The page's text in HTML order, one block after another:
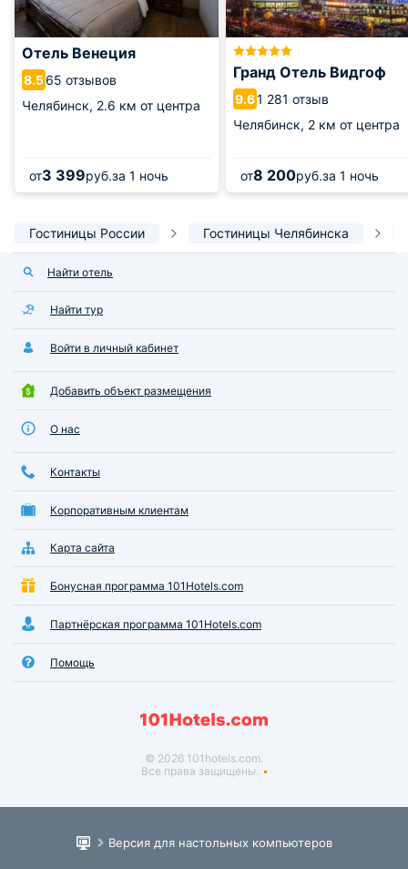
Отель Венеция
8.565 отзывов
Челябинск, 2.6 км от центра
от3 399руб.за 1 ночь
Гранд Отель Видгоф
9.61 281 отзыв
Челябинск, 2 км от центра
от8 200руб.за 1 ночь
Гостиницы России Гостиницы Челябинска
Найти отель
Найти тур
Войти в личный кабинет
Добавить объект размещения
О нас
Контакты
Корпоративным клиентам
Карта сайта
Бонусная программа 101Hotels.com
Партнёрская программа 101Hotels.com
Помощь
© 2026 101hotels.com.
Все права защищены.
Версия для настольных компьютеров